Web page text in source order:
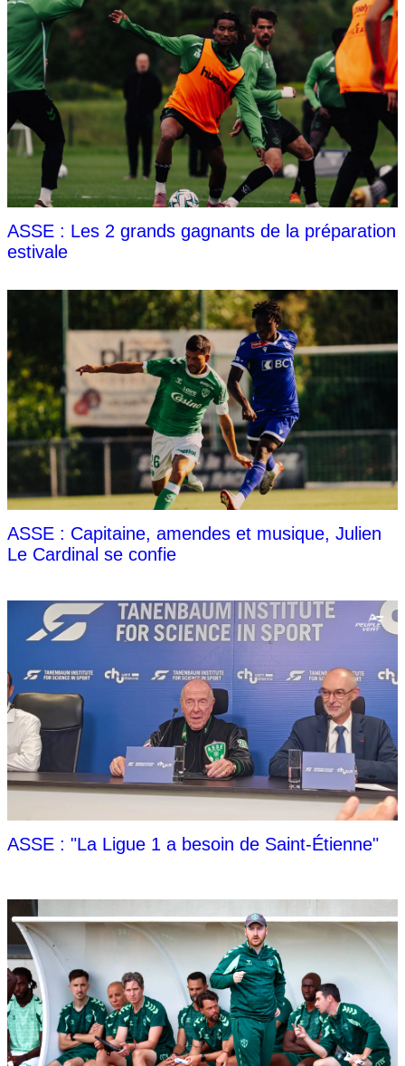
ASSE : Les 2 grands gagnants de la préparation
estivale
ASSE : Capitaine, amendes et musique, Julien
Le Cardinal se confie
ASSE : "La Ligue 1 a besoin de Saint-Étienne"